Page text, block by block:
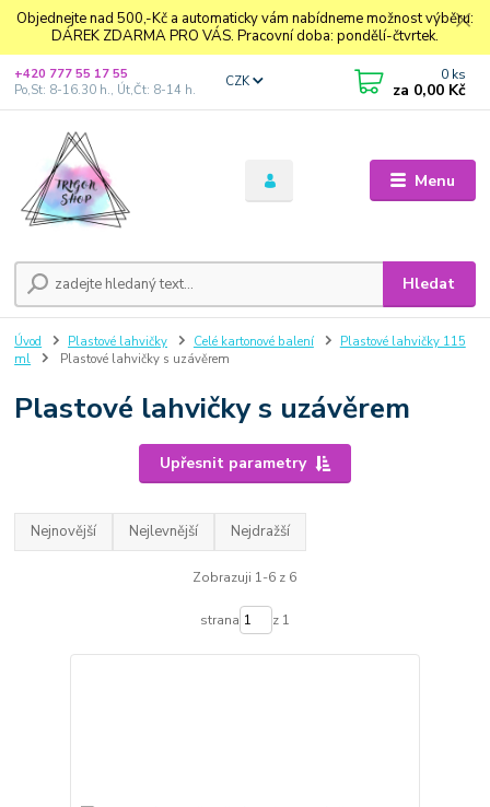
Objednejte nad 500,-Kč a automaticky vám nabídneme možnost výběru:
DÁREK ZDARMA PRO VÁS. Pracovní doba: pondělí-čtvrtek.
Menu
CZK
Hledat
+420 777 55 17 55
Po,St: 8-16.30 h., Út,Čt: 8-14 h.
0 ks
za 0,00 Kč
Úvod Plastové lahvičky Celé kartonové balení
Plastové lahvičky 115
ml
Plastové lahvičky s uzávěrem
Plastové lahvičky s uzávěrem
Upřesnit parametry
Nejnovější Nejlevnější Nejdražší
Zobrazuji 1-6 z 6
strana z 1